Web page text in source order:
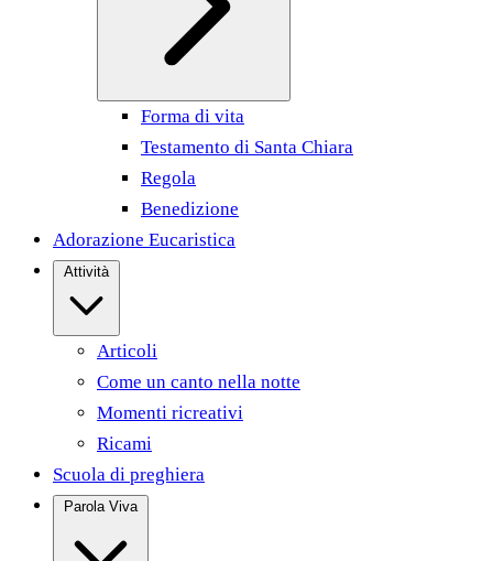
Forma di vita
Testamento di Santa Chiara
Regola
Benedizione
Adorazione Eucaristica
Attività
Articoli
Come un canto nella notte
Momenti ricreativi
Ricami
Scuola di preghiera
Parola Viva